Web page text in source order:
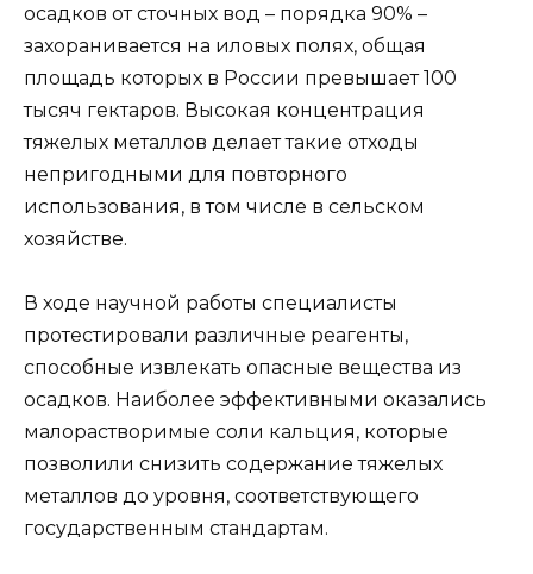
осадков от сточных вод – порядка 90% –
захоранивается на иловых полях, общая
площадь которых в России превышает 100
тысяч гектаров. Высокая концентрация
тяжелых металлов делает такие отходы
непригодными для повторного
использования, в том числе в сельском
хозяйстве.
В ходе научной работы специалисты
протестировали различные реагенты,
способные извлекать опасные вещества из
осадков. Наиболее эффективными оказались
малорастворимые соли кальция, которые
позволили снизить содержание тяжелых
металлов до уровня, соответствующего
государственным стандартам.